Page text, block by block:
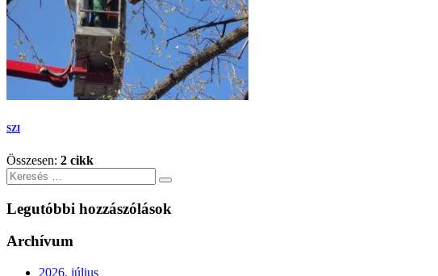
SZI
Összesen: 2 cikk
Keresés
Legutóbbi hozzászólások
Archívum
2026. július